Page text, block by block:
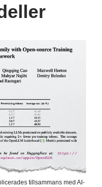
tillsammans med AI-